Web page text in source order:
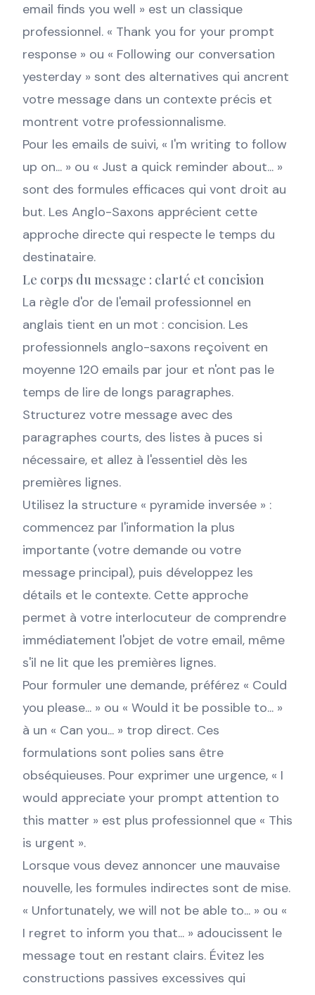
email finds you well » est un classique
professionnel. « Thank you for your prompt
response » ou « Following our conversation
yesterday » sont des alternatives qui ancrent
votre message dans un contexte précis et
montrent votre professionnalisme.
Pour les emails de suivi, « I'm writing to follow
up on... » ou « Just a quick reminder about... »
sont des formules efficaces qui vont droit au
but. Les Anglo-Saxons apprécient cette
approche directe qui respecte le temps du
destinataire.
Le corps du message : clarté et concision
La règle d'or de l'email professionnel en
anglais tient en un mot : concision. Les
professionnels anglo-saxons reçoivent en
moyenne 120 emails par jour et n'ont pas le
temps de lire de longs paragraphes.
Structurez votre message avec des
paragraphes courts, des listes à puces si
nécessaire, et allez à l'essentiel dès les
premières lignes.
Utilisez la structure « pyramide inversée » :
commencez par l'information la plus
importante (votre demande ou votre
message principal), puis développez les
détails et le contexte. Cette approche
permet à votre interlocuteur de comprendre
immédiatement l'objet de votre email, même
s'il ne lit que les premières lignes.
Pour formuler une demande, préférez « Could
you please... » ou « Would it be possible to... »
à un « Can you... » trop direct. Ces
formulations sont polies sans être
obséquieuses. Pour exprimer une urgence, « I
would appreciate your prompt attention to
this matter » est plus professionnel que « This
is urgent ».
Lorsque vous devez annoncer une mauvaise
nouvelle, les formules indirectes sont de mise.
« Unfortunately, we will not be able to... » ou «
I regret to inform you that... » adoucissent le
message tout en restant clairs. Évitez les
constructions passives excessives qui